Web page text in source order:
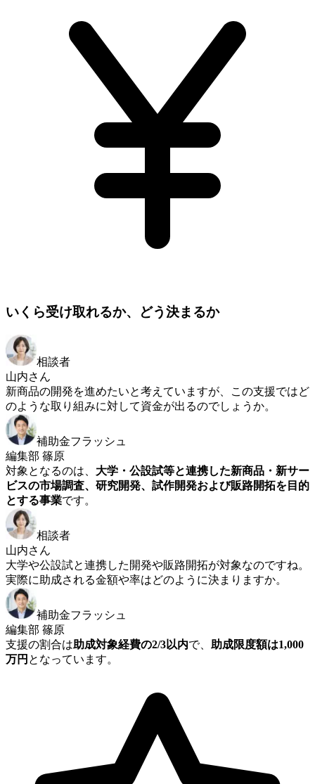
いくら受け取れるか、どう決まるか
相談者
山内さん
新商品の開発を進めたいと考えていますが、この支援ではど
のような取り組みに対して資金が出るのでしょうか。
補助金フラッシュ
編集部 篠原
対象となるのは、 大学・公設試等と連携した新商品・新サー
ビスの市場調査、研究開発、試作開発および販路開拓を目的
とする事業です。
相談者
山内さん
大学や公設試と連携した開発や販路開拓が対象なのですね。
実際に助成される金額や率はどのように決まりますか。
補助金フラッシュ
編集部 篠原
支援の割合は助成対象経費の2/3以内で、 助成限度額は1,000
万円 となっています。